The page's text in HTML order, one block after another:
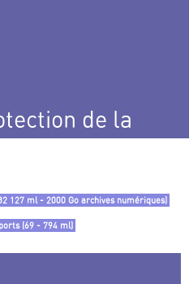
de la
127 ml - 2000 Go archives numériques)
(69 - 794 ml)